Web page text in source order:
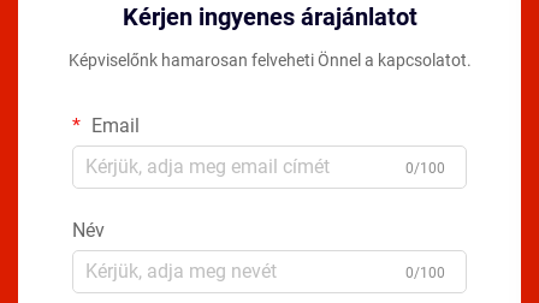
Kérjen ingyenes árajánlatot
Képviselőnk hamarosan felveheti Önnel a kapcsolatot.
Email
0/100
Név
0/100